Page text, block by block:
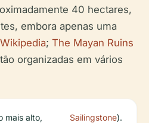
40 hectares,
embora apenas uma
Wikipedia; The Mayan Ruins
organizadas em vários
mais alto,
Sailingstone).